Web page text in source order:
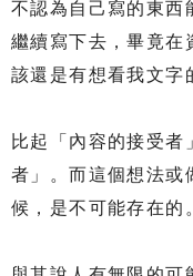
不認為自己寫的東西
繼續寫下去，畢竟在
該還是有想看我文字
比起「內容的接受者
者」。而這個想法或
候，是不可能存在的